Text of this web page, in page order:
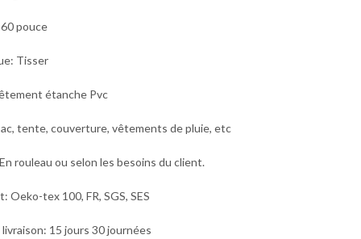
pouce
Tisser
étanche Pvc
tente, couverture, vêtements de pluie, etc
rouleau ou selon les besoins du client.
Oeko-tex 100, FR, SGS, SES
15 jours 30 journées